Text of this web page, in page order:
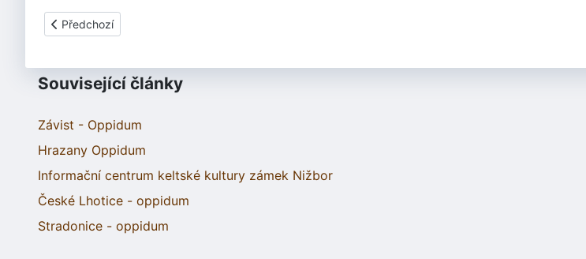
Předchozí článek: Vladař u Záhořic - oppidum
Předchozí
Související články
Závist - Oppidum
Hrazany Oppidum
Informační centrum keltské kultury zámek Nižbor
České Lhotice - oppidum
Stradonice - oppidum